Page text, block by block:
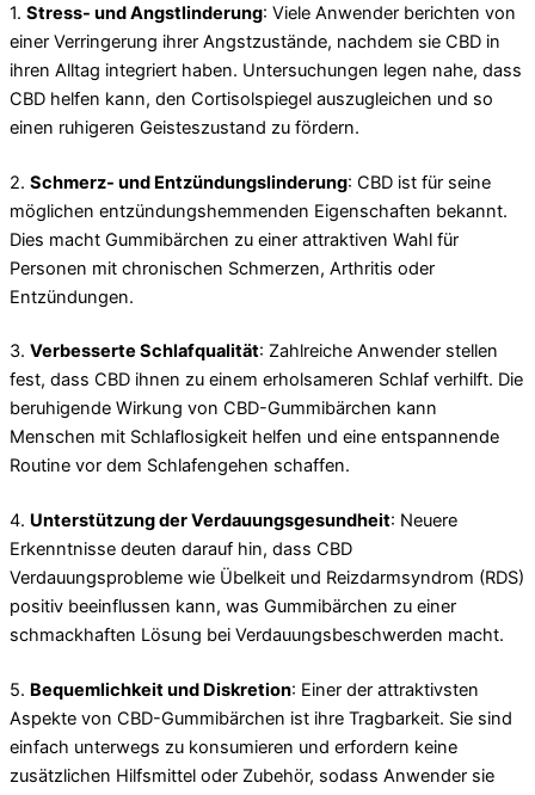
1. Stress- und Angstlinderung: Viele Anwender berichten von
einer Verringerung ihrer Angstzustände, nachdem sie CBD in
ihren Alltag integriert haben. Untersuchungen legen nahe, dass
CBD helfen kann, den Cortisolspiegel auszugleichen und so
einen ruhigeren Geisteszustand zu fördern.
2. Schmerz- und Entzündungslinderung: CBD ist für seine
möglichen entzündungshemmenden Eigenschaften bekannt.
Dies macht Gummibärchen zu einer attraktiven Wahl für
Personen mit chronischen Schmerzen, Arthritis oder
Entzündungen.
3. Verbesserte Schlafqualität: Zahlreiche Anwender stellen
fest, dass CBD ihnen zu einem erholsameren Schlaf verhilft. Die
beruhigende Wirkung von CBD-Gummibärchen kann
Menschen mit Schlaflosigkeit helfen und eine entspannende
Routine vor dem Schlafengehen schaffen.
4. Unterstützung der Verdauungsgesundheit: Neuere
Erkenntnisse deuten darauf hin, dass CBD
Verdauungsprobleme wie Übelkeit und Reizdarmsyndrom (RDS)
positiv beeinflussen kann, was Gummibärchen zu einer
schmackhaften Lösung bei Verdauungsbeschwerden macht.
5. Bequemlichkeit und Diskretion: Einer der attraktivsten
Aspekte von CBD-Gummibärchen ist ihre Tragbarkeit. Sie sind
einfach unterwegs zu konsumieren und erfordern keine
zusätzlichen Hilfsmittel oder Zubehör, sodass Anwender sie